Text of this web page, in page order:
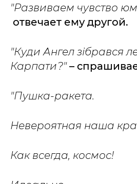
"Развиваем чувство
отвечает ему другой.
"Куди Ангел зібрався
Карпати?"–
"Пушка-ракета.
Невероятная наша
Как всегда, космос!